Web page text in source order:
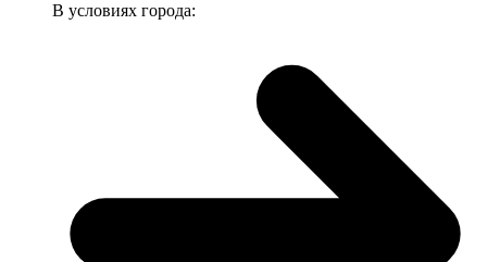
В условиях города: